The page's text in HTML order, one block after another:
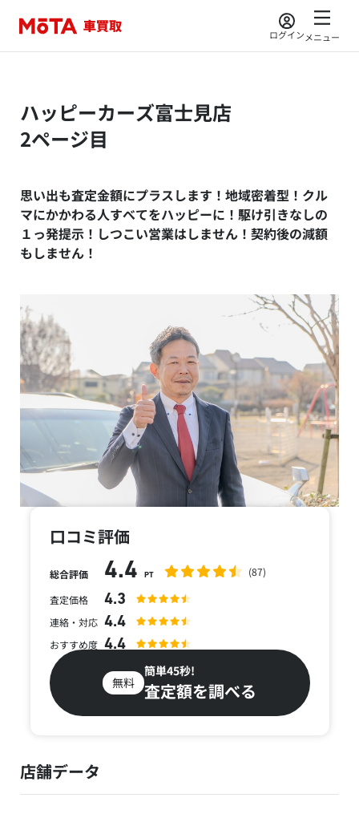
ログインメニュー
ハッピーカーズ富士見店
2ページ目
思い出も査定金額にプラスします！地域密着型！クル
マにかかわる人すべてをハッピーに！駆け引きなしの
１っ発提示！しつこい営業はしません！契約後の減額
もしません！
口コミ評価
総合評価 4.4 PT (87)
査定価格
連絡・対応
おすすめ度
4.3
4.4
4.4
無料
簡単45秒!
査定額を調べる
店舗データ